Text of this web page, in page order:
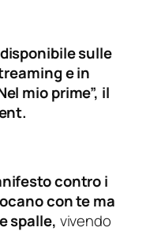
sulle
e in
mio prime”, il
contro i
con te ma
spalle, vivendo